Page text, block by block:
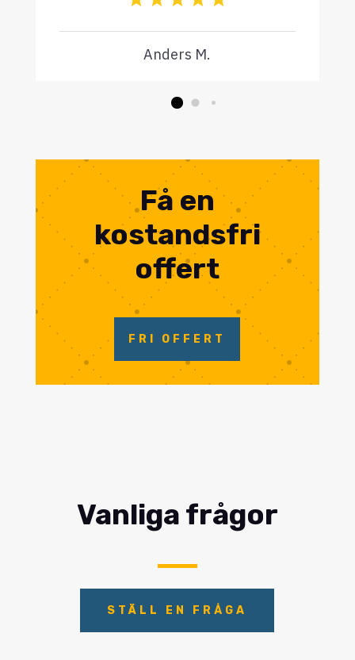
Anders M.
Få en
kostandsfri
offert
FRI OFFERT
Vanliga frågor
STÄLL EN FRÅGA